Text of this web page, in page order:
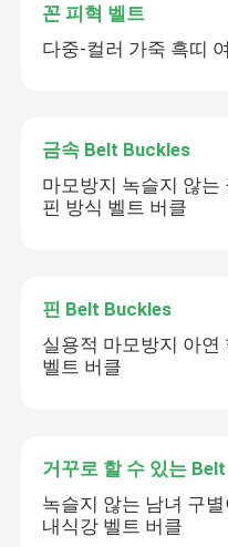
꼰 피혁 벨트
다중-컬러 가죽 흑띠
금속 Belt Buckles
마모방지 녹슬지 않는
핀 방식 벨트 버클
핀 Belt Buckles
실용적 마모방지 아연
벨트 버클
거꾸로 할 수 있는
녹슬지 않는 남녀 구
내식강 벨트 버클